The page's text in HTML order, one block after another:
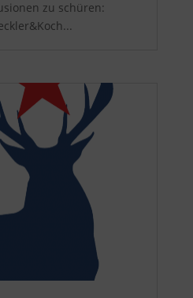
zu schüren: